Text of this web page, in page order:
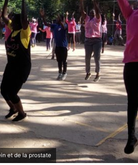
et de la prostate